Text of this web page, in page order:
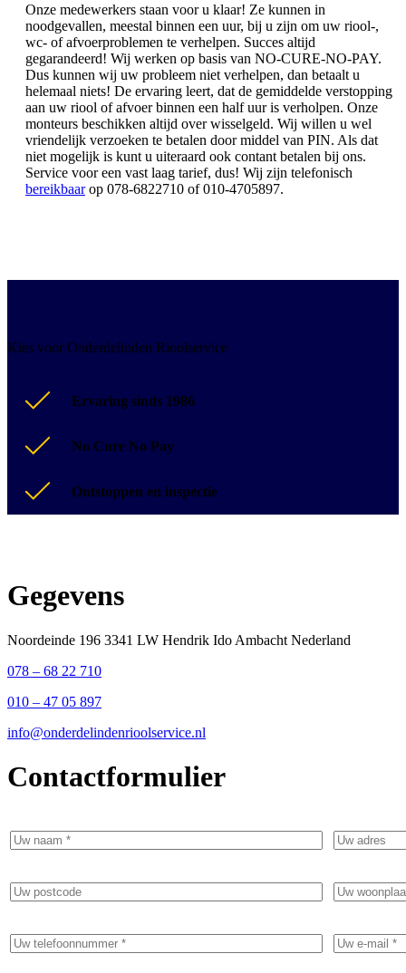
Onze medewerkers staan voor u klaar! Ze kunnen in
noodgevallen, meestal binnen een uur, bij u zijn om uw riool-,
wc- of afvoerproblemen te verhelpen. Succes altijd
gegarandeerd! Wij werken op basis van NO-CURE-NO-PAY.
Dus kunnen wij uw probleem niet verhelpen, dan betaalt u
helemaal niets! De ervaring leert, dat de gemiddelde verstopping
aan uw riool of afvoer binnen een half uur is verholpen. Onze
monteurs beschikken altijd over wisselgeld. Wij willen u wel
vriendelijk verzoeken te betalen door middel van PIN. Als dat
niet mogelijk is kunt u uiteraard ook contant betalen bij ons.
Service voor een vast laag tarief, dus! Wij zijn telefonisch
bereikbaarop 078-6822710 of 010-4705897.
Kies voor Onderdelinden Rioolservice
Ervaring sinds 1986
No Cure No Pay
Ontstoppen en inspectie
Gegevens
Noordeinde 196 3341 LW Hendrik Ido Ambacht Nederland
078 – 68 22 710
010 – 47 05 897
info@onderdelindenrioolservice.nl
Contactformulier